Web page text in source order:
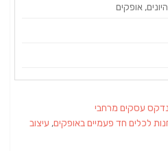
עסקים מרחבי
לכלים חד פעמיים באופקים, עיצוב